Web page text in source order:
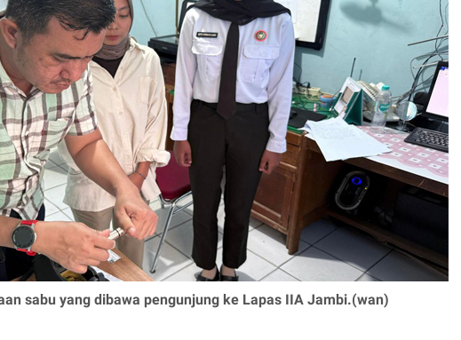
sabu yang dibawa pengunjung ke Lapas IIA Jambi.(wan)